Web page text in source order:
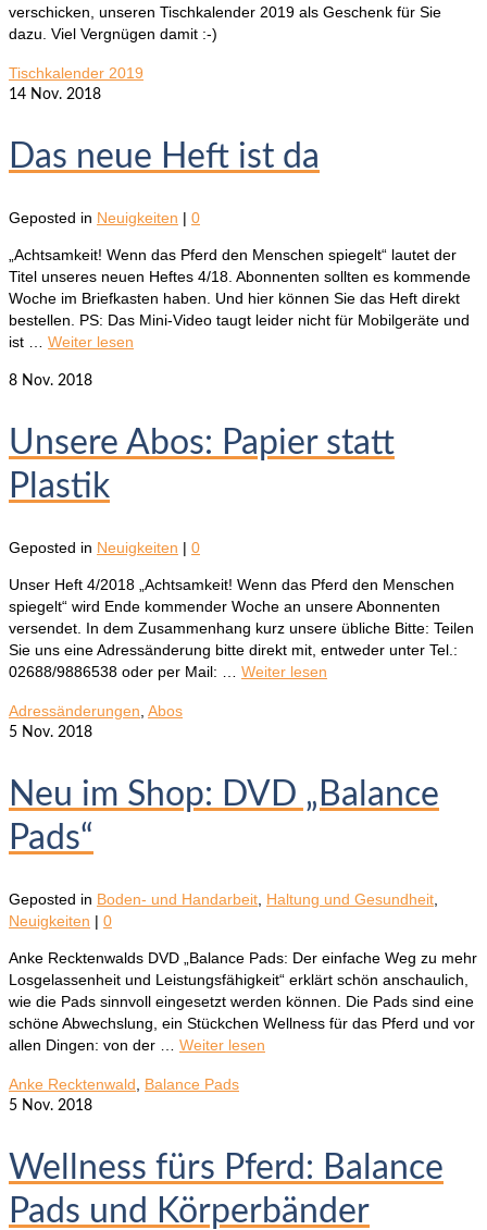
verschicken, unseren Tischkalender 2019 als Geschenk für Sie
dazu. Viel Vergnügen damit :-)
Tischkalender 2019
14 Nov. 2018
Das neue Heft ist da
Geposted in Neuigkeiten | 0
„Achtsamkeit! Wenn das Pferd den Menschen spiegelt“ lautet der
Titel unseres neuen Heftes 4/18. Abonnenten sollten es kommende
Woche im Briefkasten haben. Und hier können Sie das Heft direkt
bestellen. PS: Das Mini-Video taugt leider nicht für Mobilgeräte und
ist … Weiter lesen
8 Nov. 2018
Unsere Abos: Papier statt
Plastik
Geposted in Neuigkeiten | 0
Unser Heft 4/2018 „Achtsamkeit! Wenn das Pferd den Menschen
spiegelt“ wird Ende kommender Woche an unsere Abonnenten
versendet. In dem Zusammenhang kurz unsere übliche Bitte: Teilen
Sie uns eine Adressänderung bitte direkt mit, entweder unter Tel.:
02688/9886538 oder per Mail: … Weiter lesen
Adressänderungen, Abos
5 Nov. 2018
Neu im Shop: DVD „Balance
Pads“
Geposted in Boden- und Handarbeit, Haltung und Gesundheit,
Neuigkeiten | 0
Anke Recktenwalds DVD „Balance Pads: Der einfache Weg zu mehr
Losgelassenheit und Leistungsfähigkeit“ erklärt schön anschaulich,
wie die Pads sinnvoll eingesetzt werden können. Die Pads sind eine
schöne Abwechslung, ein Stückchen Wellness für das Pferd und vor
allen Dingen: von der … Weiter lesen
Anke Recktenwald, Balance Pads
5 Nov. 2018
Wellness fürs Pferd: Balance
Pads und Körperbänder